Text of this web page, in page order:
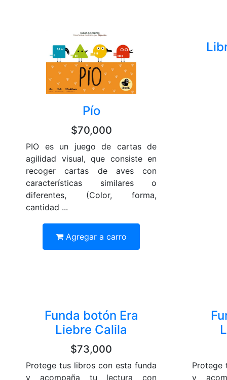
Pío
$70,000
PIO es un juego de cartas de
agilidad visual, que consiste en
recoger cartas de aves con
características similares o
diferentes, (Color, forma,
cantidad ...
Agregar a carro
Funda botón Era
Liebre Calila
$73,000
Protege tus libros con esta funda
y acompaña tu lectura con
Protege
y